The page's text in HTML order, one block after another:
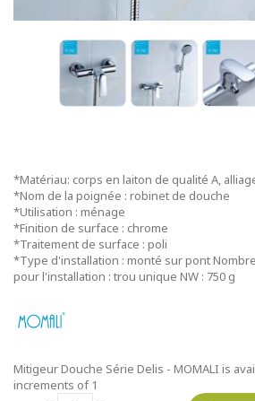
*Matériau: corps en laiton de qualité A,
*Nom de la poignée : robinet de douche
*Utilisation : ménage
*Finition de surface : chrome
*Traitement de surface : poli
*Type d'installation : monté sur pont
pour l'installation : trou unique NW : 750 g
Mitigeur Douche Série Delis - MOMALI is
increments of 1